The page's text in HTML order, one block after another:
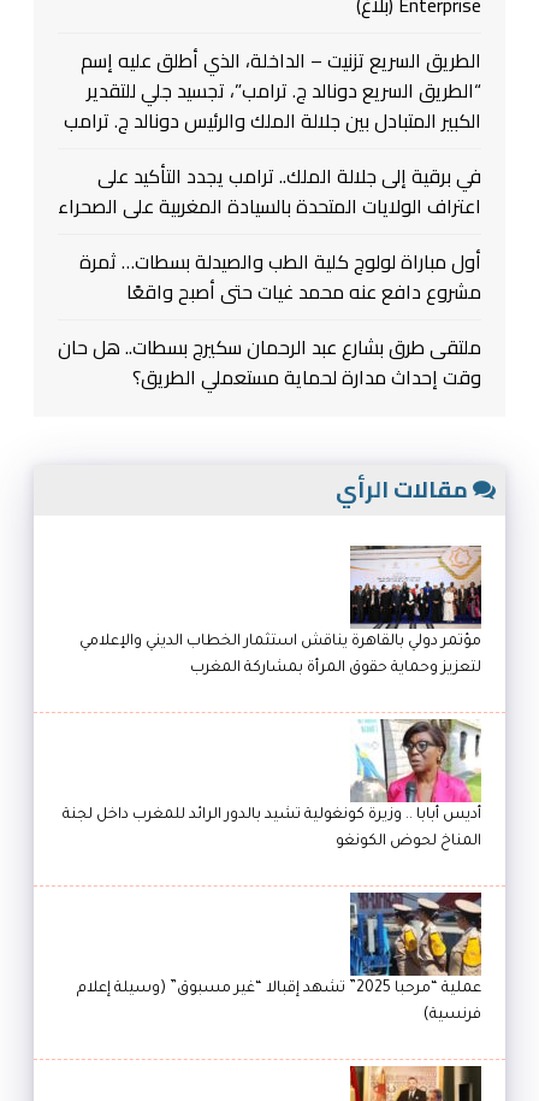
الطريق السريع تزنيت – الداخلة، الذي أطلق عليه إسم
“الطريق السريع دونالد ج. ترامب”، تجسيد جلي للتقدير
الكبير المتبادل بين جلالة الملك والرئيس دونالد ج. ترامب
في برقية إلى جلالة الملك.. ترامب يجدد التأكيد على
اعتراف الولايات المتحدة بالسيادة المغربية على الصحراء
أول مباراة لولوج كلية الطب والصيدلة بسطات… ثمرة
مشروع دافع عنه محمد غيات حتى أصبح واقعًا
ملتقى طرق بشارع عبد الرحمان سكيرج بسطات.. هل حان
وقت إحداث مدارة لحماية مستعملي الطريق؟
مقالات الرأي
مؤتمر دولي بالقاهرة يناقش استثمار الخطاب الديني والإعلامي
لتعزيز وحماية حقوق المرأة بمشاركة المغرب
أديس أبابا .. وزيرة كونغولية تشيد بالدور الرائد للمغرب داخل لجنة
المناخ لحوض الكونغو
عملية “مرحبا 2025” تشهد إقبالا “غير مسبوق” (وسيلة إعلام
فرنسية)